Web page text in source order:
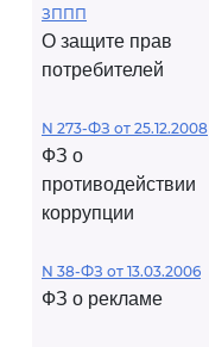
ЗППП
О защите прав
потребителей
N 273-ФЗ от 25.12.2008
ФЗ о
противодействии
коррупции
N 38-ФЗ от 13.03.2006
ФЗ о рекламе